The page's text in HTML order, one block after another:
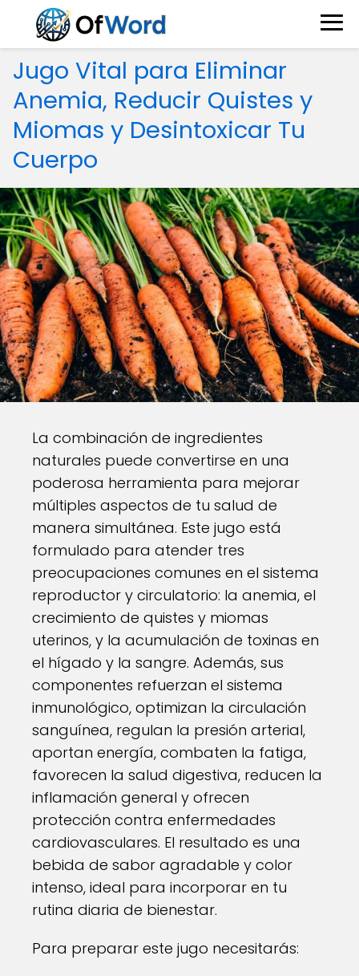
Jugo Vital para Eliminar
Anemia, Reducir Quistes y
Miomas y Desintoxicar Tu
Cuerpo
La combinación de ingredientes
naturales puede convertirse en una
poderosa herramienta para mejorar
múltiples aspectos de tu salud de
manera simultánea. Este jugo está
formulado para atender tres
preocupaciones comunes en el sistema
reproductor y circulatorio: la anemia, el
crecimiento de quistes y miomas
uterinos, y la acumulación de toxinas en
el hígado y la sangre. Además, sus
componentes refuerzan el sistema
inmunológico, optimizan la circulación
sanguínea, regulan la presión arterial,
aportan energía, combaten la fatiga,
favorecen la salud digestiva, reducen la
inflamación general y ofrecen
protección contra enfermedades
cardiovasculares. El resultado es una
bebida de sabor agradable y color
intenso, ideal para incorporar en tu
rutina diaria de bienestar.
Para preparar este jugo necesitarás: